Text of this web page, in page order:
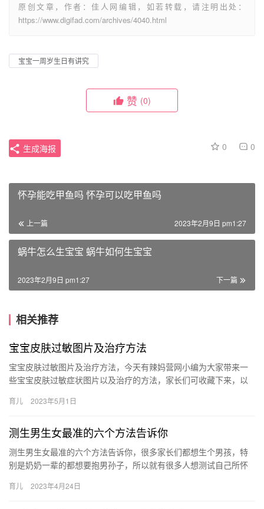
原创文章，作者：佳人网编辑，如若转载，请注明出处：
https://www.digifad.com/archives/4040.html
宝宝一周岁生日有讲究
赞 (0)
0 0
生成海报
怀孕能吃甲鱼吗 怀孕可以吃甲鱼吗
上一篇 2023年2月9日 pm1:27
蜗牛怎么生宝宝 蜗牛如何生宝宝
下一篇
2023年2月9日 pm1:27
相关推荐
宝宝皮肤过敏图片及治疗方法
宝宝皮肤过敏图片及治疗方法，今天有辣妈营网小编为大家带来一
些宝宝皮肤过敏症状图片以及治疗的方法，家长们可收藏下来，以
出…
育儿 2023年5月1日
测生男生女最准的六个方法告诉你
测生男生女最准的六个方法告诉你，很多家长们都想生个男孩，特
别是奶奶一辈的都想要抱男孙子，所以就有很多人想测试自己所怀
生…
育儿 2023年4月24日